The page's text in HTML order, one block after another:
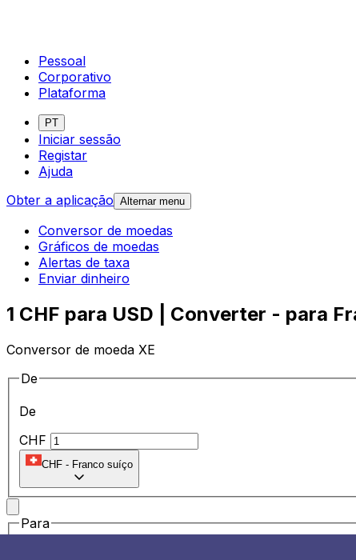
Pessoal
Corporativo
Plataforma
PT
Iniciar sessão
Registar
Ajuda
Obter a aplicação Alternar menu
Conversor de moedas
Gráficos de moedas
Alertas de taxa
Enviar dinheiro
1 CHF para USD | Converter - para
Conversor de moeda XE
De
De
CHF
CHF - Franco suíço
Para